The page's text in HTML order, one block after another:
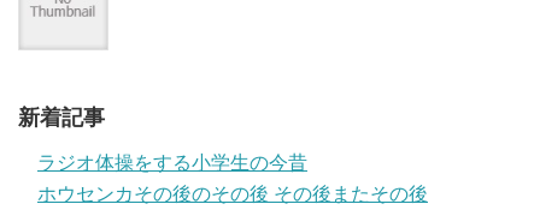
新着記事
ラジオ体操をする小学生の今昔
ホウセンカその後のその後 その後またその後